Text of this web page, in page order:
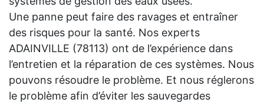
Une panne peut faire des ravages et entraîner
des risques pour la santé. Nos experts
ADAINVILLE (78113) ont de l’expérience dans
l’entretien et la réparation de ces systèmes. Nous
pouvons résoudre le problème. Et nous réglerons
le problème afin d’éviter les sauvegardes